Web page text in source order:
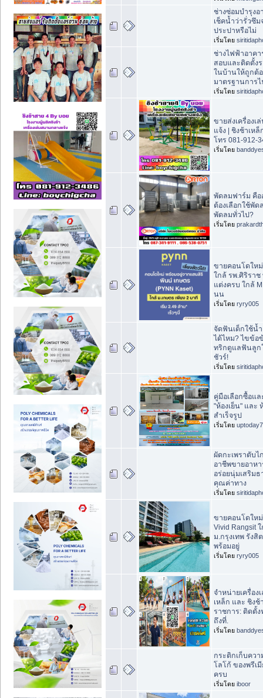
ช่างซ่อมบำรุงอ
เช็คน้ำว่ารั่วซึม
ประปาหรือไม่
เริ่มโดย
ช่างไฟฟ้าอาคา
สอบและติดตั้ง
ในบ้านให้ถูกต้
มาตรฐานการ
เริ่มโดย
ขายส่งเครื่องเ
แจ้ง | ชิงช้าเห
โทร 081-912-
เริ่มโดย
พัดลมฟาร์ม คือ
ต้องเลือกใช้พั
พัดลมทั่วไป?
เริ่มโดย
ขายคอนโดใหม่
ใกล้ รพ.ศิริราช
แต่งครบ ใกล้
นน
เริ่มโดย ryry005
จัดฟันเด็กใช้น้
ได้ไหม? ไขข้อ
ทริกดูแลฟันลูก
ชัวร์!
เริ่มโดย
คู่มือเลือกซื้อแล
"ห้องเย็น" และ
สำเร็จรูป
เริ่มโดย
ผัดกะเพราตับไ
อาชีพขายอาห
อร่อยนุ่มเสริมธ
คุณค่าทาง
เริ่มโดย
ขายคอนโดใหม่
Vivid Rangsit
ม.กรุงเทพ รังสิ
พร้อมอยู่
เริ่มโดย ryry005
จำหน่ายเครื่อง
เหล็ก และ ชิงช้
ราชการ: ติดตั้
ถึงที่.
เริ่มโดย
กระติกเก็บคว
โลโก้ ของพรีเ
ครบ
เริ่มโดย iboor